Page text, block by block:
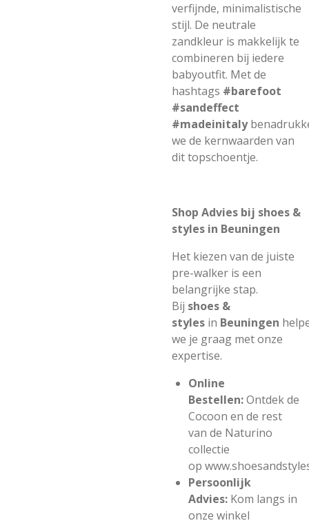
verfijnde, minimalistische
stijl. De neutrale
zandkleur is makkelijk te
combineren bij iedere
babyoutfit. Met de
hashtags #barefoot
#sandeffect
#madeinitaly
we de kernwaarden van
dit topschoentje.
Shop Advies bij shoes &
styles in Beuningen
Het kiezen van de juiste
pre-walker is een
belangrijke stap.
Bij shoes &
styles in Beuningen
we je graag met onze
expertise.
Online
Bestellen:Ontdek de
Cocoon en de rest
van de Naturino
collectie
op
Persoonlijk
Advies: Kom langs in
onze winkel